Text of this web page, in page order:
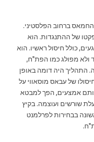
החמאס ברחוב הפלסטיני.
של ההתנגדות. הוא
כולל חיסול ראשיו. הוא
ולא מפולג כמו הפת"ח,
התהליך היה דומה באופן
של עבאס מוסאווי על
חיזבאללה, באותם אמצעים, הפך למבטא
שורשים ועוצמה. בקיץ
בבחירות לפרלמנט